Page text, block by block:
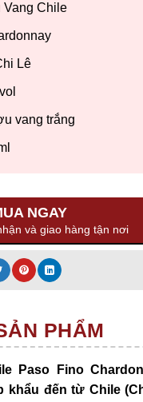
Chile
Lê
vang trắng
NGAY
và giao hàng tận nơi
PHẨM
Paso Fino
khẩu đến từ Chile